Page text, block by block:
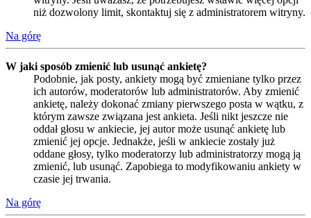
niż dozwolony limit, skontaktuj się z administratorem witryny.
Na górę
W jaki sposób zmienić lub usunąć ankietę?
Podobnie, jak posty, ankiety mogą być zmieniane tylko przez
ich autorów, moderatorów lub administratorów. Aby zmienić
ankietę, należy dokonać zmiany pierwszego posta w wątku, z
którym zawsze związana jest ankieta. Jeśli nikt jeszcze nie
oddał głosu w ankiecie, jej autor może usunąć ankietę lub
zmienić jej opcje. Jednakże, jeśli w ankiecie zostały już
oddane głosy, tylko moderatorzy lub administratorzy mogą ją
zmienić, lub usunąć. Zapobiega to modyfikowaniu ankiety w
czasie jej trwania.
Na górę